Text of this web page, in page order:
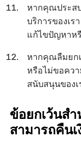
หากคุณประส
บริการของเร
แก้ไขปัญหาห
หากคุณลืมยก
หรือไม่ขอคว
สนับสนุนของ
ข้อยกเว้นส
สามารถคืนเ